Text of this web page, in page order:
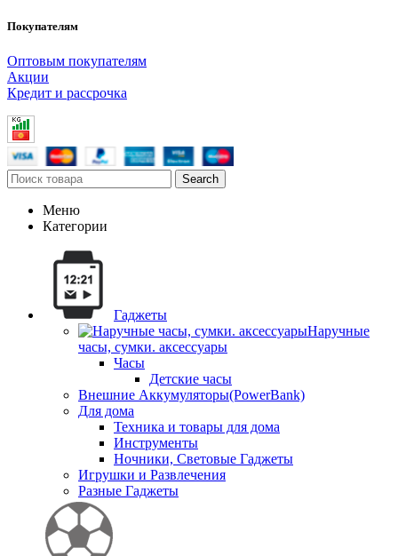
Покупателям
Оптовым покупателям
Акции
Кредит и рассрочка
Search
Меню
Категории
Гаджеты
Наручные
часы, сумки. аксессуары
Часы
Детские часы
Внешние Аккумуляторы(PowerBank)
Для дома
Техника и товары для дома
Инструменты
Ночники, Световые Гаджеты
Игрушки и Развлечения
Разные Гаджеты